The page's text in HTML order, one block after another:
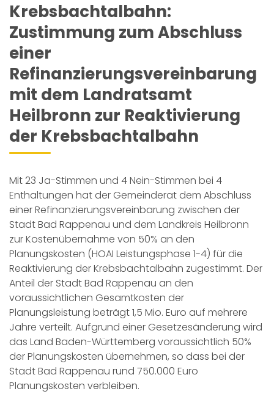
Krebsbachtalbahn:
Zustimmung zum Abschluss
einer
Refinanzierungsvereinbarung
mit dem Landratsamt
Heilbronn zur Reaktivierung
der Krebsbachtalbahn
Mit 23 Ja-Stimmen und 4 Nein-Stimmen bei 4
Enthaltungen hat der Gemeinderat dem Abschluss
einer Refinanzierungsvereinbarung zwischen der
Stadt Bad Rappenau und dem Landkreis Heilbronn
zur Kostenübernahme von 50% an den
Planungskosten (HOAI Leistungsphase 1-4) für die
Reaktivierung der Krebsbachtalbahn zugestimmt. Der
Anteil der Stadt Bad Rappenau an den
voraussichtlichen Gesamtkosten der
Planungsleistung beträgt 1,5 Mio. Euro auf mehrere
Jahre verteilt. Aufgrund einer Gesetzesänderung wird
das Land Baden-Württemberg voraussichtlich 50%
der Planungskosten übernehmen, so dass bei der
Stadt Bad Rappenau rund 750.000 Euro
Planungskosten verbleiben.